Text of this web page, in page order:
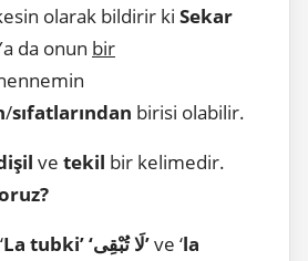
olarak bildirir ki Sekar
da onun bir
/sıfatlarından birisi olabilir.
ve tekil bir kelimedir.
La tubki’ ‘لَا تُبْقِى’ve ‘la